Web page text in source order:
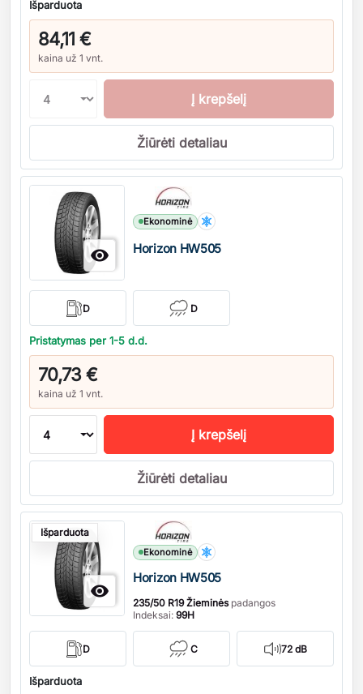
Išparduota
84,11 €
kaina už 1 vnt.
Į krepšelį
Žiūrėti detaliau

Ekonominė
Horizon HW505
D D
Pristatymas per 1-5 d.d.
70,73 €
kaina už 1 vnt.
Kiekis
Į krepšelį
Žiūrėti detaliau
Išparduota

Ekonominė
Horizon HW505
235/50 R19 Žieminėspadangos
Indeksai: 99H
D C 72 dB
Išparduota
Kiekis